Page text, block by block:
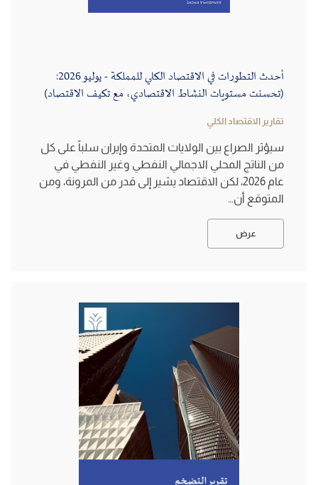
أحدث التطورات في الاقتصاد الكلي للمملكة - يوليو 2026:
(تحسنت مستويات النشاط الاقتصادي، مع تكيف الاقتصاد)
تقارير الاقتصاد الكلي
سيؤثر الصراع بين الولايات المتحدة وإيران سلباً على كل
من الناتج المحلي الاجمالي النفطي وغير النفطي في
عام 2026، لكن الاقتصاد يشير إلى قدر من المرونة، ومن
المتوقع أن…
عرض